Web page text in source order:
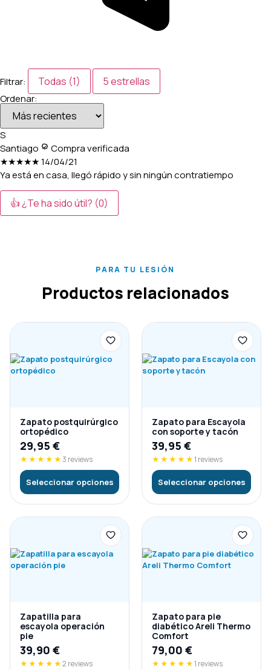
Filtrar: Todas (1) 5 estrellas
Ordenar:
S
Santiago
Compra verificada
★★★★★14/04/21
Ya está en casa, llegó rápido y sin ningún contratiempo
👍 ¿Te ha sido útil? (0)
PARA TU LESIÓN
Productos relacionados
Zapato postquirúrgico
ortopédico
29,95 €
★★★★★3 reviews
Seleccionar opciones
Zapato para Escayola
con soporte y tacón
39,95 €
★★★★★1 reviews
Seleccionar opciones
Zapatilla para
escayola operación
pie
39,90 €
★★★★★2 reviews
Zapato para pie
diabético Areli Thermo
Comfort
79,00 €
★★★★★1 reviews